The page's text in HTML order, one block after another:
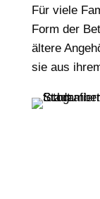
Für viele
Form der
ältere
sie aus